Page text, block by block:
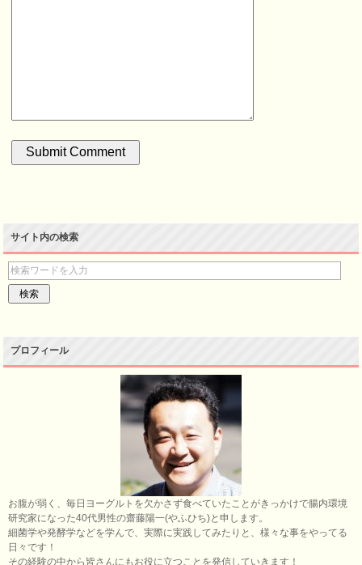
サイト内の検索
プロフィール
お腹が弱く、毎日ヨーグルトを欠かさず食べていたことがきっかけで腸内環境
研究家になった40代男性の齋藤陽一(やふひち)と申します。
細菌学や発酵学などを学んで、実際に実践してみたりと、様々な事をやってる
日々です！
その経験の中から皆さんにもお役に立つことを発信していきます！